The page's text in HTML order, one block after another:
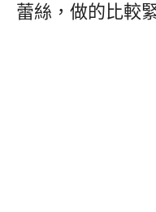
蕾絲，做的比較